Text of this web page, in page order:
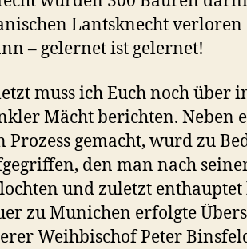
Lantsknecht
– gelernet ist gelernet!
muss ich Euch noch über
Mächt berichten. Neben
Prozess gemacht, wurd zu
den man nach
und zuletzt
zu Munichen erfolgte
Weihbischof Peter